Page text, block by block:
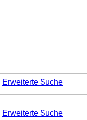
Erweiterte Suche
Erweiterte Suche